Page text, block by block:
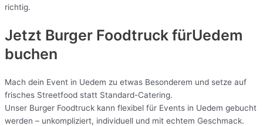
richtig.
Jetzt Burger Foodtruck fürUedem
buchen
Mach dein Event in Uedem zu etwas Besonderem und setze auf
frisches Streetfood statt Standard-Catering.
Unser Burger Foodtruck kann flexibel für Events in Uedem gebucht
werden – unkompliziert, individuell und mit echtem Geschmack.